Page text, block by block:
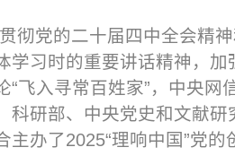
彻党的二十届四中全会精
学习时的重要讲话精神，
“飞入寻常百姓家”，中央网
科研部、中央党史和文献
主办了2025“理响中国”党